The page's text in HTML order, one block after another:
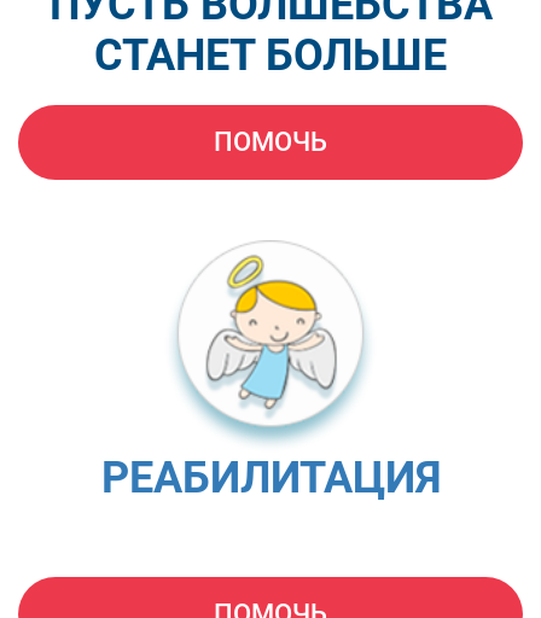
СТАНЕТ БОЛЬШЕ
ПОМОЧЬ
РЕАБИЛИТАЦИЯ